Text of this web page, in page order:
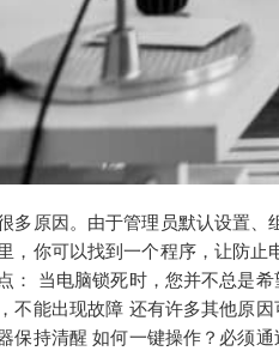
多原因。由于管理员默认设置
，你可以找到一个程序，让防
： 当电脑锁死时，您并不总是
不能出现故障 还有许多其他原
保持清醒 如何一键操作？必须